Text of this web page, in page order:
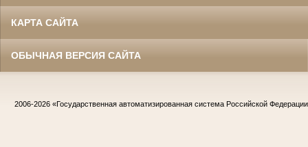
КАРТА САЙТА
ОБЫЧНАЯ ВЕРСИЯ САЙТА
2006-2026 «Государственная автоматизированная система Российской